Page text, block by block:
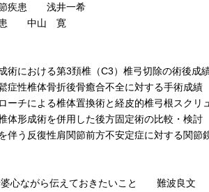
疾患 浅井一希
患 中山 寛
術における第3頚椎（C3）椎弓切除の術後
症性椎体骨折後骨癒合不全に対する手術成績
チによる椎体置換術と経皮的椎弓根スクリ
形成術を併用した後方固定術の比較・検
伴う反復性肩関節前方不安定症に対する
心ながら伝えておきたいこと 難波良文